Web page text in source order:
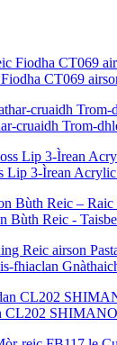
CT069
cruaidh Trom-
Lip 3-Ìrean
Bùth Reic -
fhiaclan
CL202